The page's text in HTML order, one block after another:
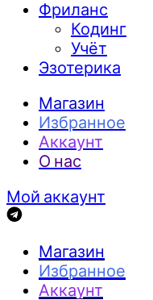
Фриланс
Кодинг
Учёт
Эзотерика
Магазин
Избранное
Аккаунт
О нас
Мой аккаунт
Магазин
Избранное
Аккаунт